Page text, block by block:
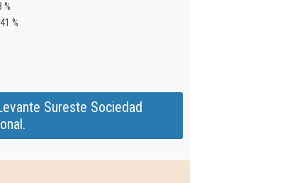
%
%
Sureste Sociedad